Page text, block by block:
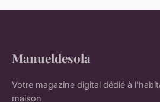
Manueldesola
Votre magazine digital dédié à
maison